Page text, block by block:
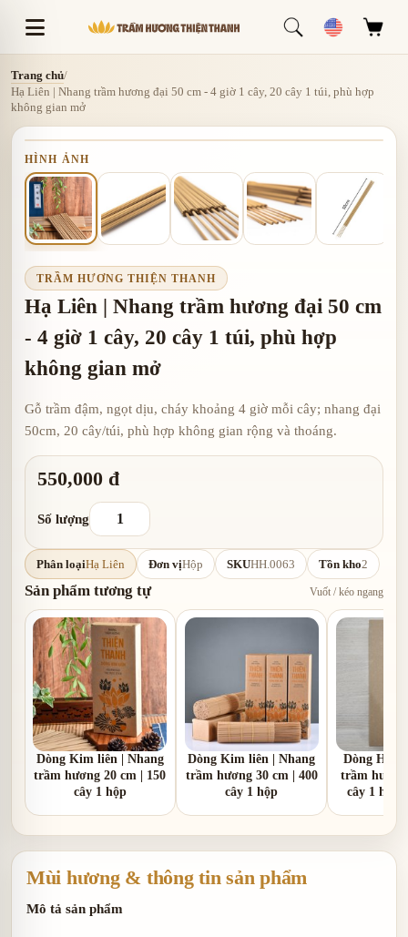
Trang chủ/
Hạ Liên | Nhang trầm hương đại 50 cm - 4 giờ 1 cây, 20 cây 1 túi, phù hợp
không gian mở
HÌNH ẢNH
TRẦM HƯƠNG THIỆN THANH
Hạ Liên | Nhang trầm hương đại 50 cm
- 4 giờ 1 cây, 20 cây 1 túi, phù hợp
không gian mở
Gỗ trầm đậm, ngọt dịu, cháy khoảng 4 giờ mỗi cây; nhang đại
50cm, 20 cây/túi, phù hợp không gian rộng và thoáng.
550,000 đ
Số lượng
Phân loạiHạ Liên Đơn vịHộp SKUHH.0063 Tồn kho2
Sản phẩm tương tự Vuốt / kéo ngang
Dòng Kim liên | Nhang
trầm hương 20 cm | 150
cây 1 hộp
Dòng Kim liên | Nhang
trầm hương 30 cm | 400
cây 1 hộp
Dòng Hạ
trầm hương
cây 1 hộp
Mùi hương & thông tin sản phẩm
Mô tả sản phẩm